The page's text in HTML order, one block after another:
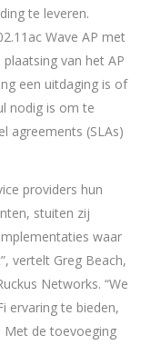
te leveren.
Wave AP met
van het AP
een uitdaging is of
nodig is om te
agreements (SLAs)
providers hun
stuiten zij
waar
vertelt Greg Beach,
Networks. “We
ervaring te bieden,
Met de toevoeging